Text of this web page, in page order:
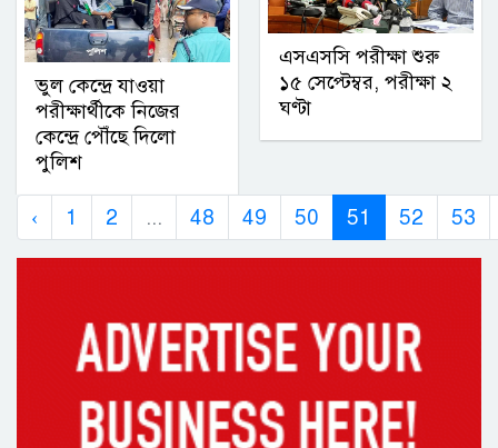
ভুল কেন্দ্রে যাওয়া
পরীক্ষার্থীকে নিজের
কেন্দ্রে পৌঁছে দিলো
পুলিশ
এসএসসি পরীক্ষা শুরু
১৫ সেপ্টেম্বর, পরীক্ষা ২
ঘণ্টা
‹ 1 2 ... 48 49 50 51 52 53